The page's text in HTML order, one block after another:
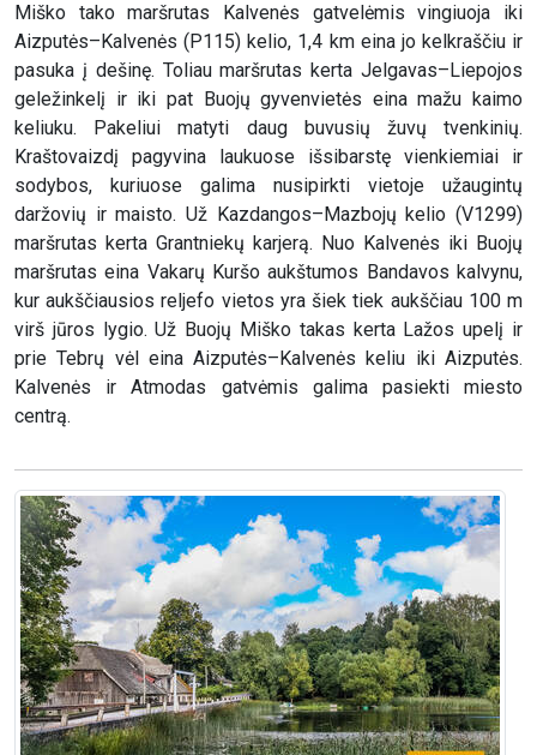
Miško tako maršrutas Kalvenės gatvelėmis vingiuoja iki
Aizputės–Kalvenės (P115) kelio, 1,4 km eina jo kelkraščiu ir
pasuka į dešinę. Toliau maršrutas kerta Jelgavas–Liepojos
geležinkelį ir iki pat Buojų gyvenvietės eina mažu kaimo
keliuku. Pakeliui matyti daug buvusių žuvų tvenkinių.
Kraštovaizdį pagyvina laukuose išsibarstę vienkiemiai ir
sodybos, kuriuose galima nusipirkti vietoje užaugintų
daržovių ir maisto. Už Kazdangos–Mazbojų kelio (V1299)
maršrutas kerta Grantniekų karjerą. Nuo Kalvenės iki Buojų
maršrutas eina Vakarų Kuršo aukštumos Bandavos kalvynu,
kur aukščiausios reljefo vietos yra šiek tiek aukščiau 100 m
virš jūros lygio. Už Buojų Miško takas kerta Lažos upelį ir
prie Tebrų vėl eina Aizputės–Kalvenės keliu iki Aizputės.
Kalvenės ir Atmodas gatvėmis galima pasiekti miesto
centrą.